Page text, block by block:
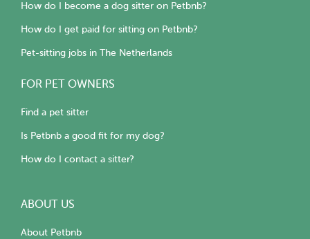
How do I become a dog sitter on Petbnb?
How do I get paid for sitting on Petbnb?
Pet-sitting jobs in The Netherlands
FOR PET OWNERS
Find a pet sitter
Is Petbnb a good fit for my dog?
How do I contact a sitter?
ABOUT US
About Petbnb